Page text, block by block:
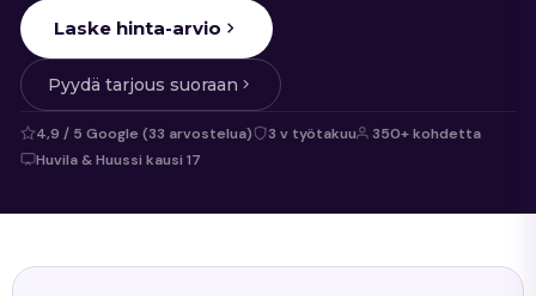
Laske hinta-arvio
Pyydä tarjous suoraan
4,9 / 5 Google (33 arvostelua) 3 v työtakuu
350+ kohdetta
Huvila & Huussi kausi 17